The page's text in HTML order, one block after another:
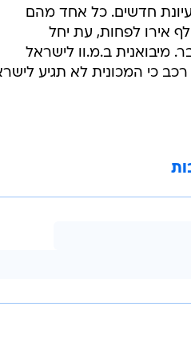
חדשים. כל אחד מהם
להיפרד מ-45 אלף אירו לפחות, עת יחל
מיבואנית ב.מ.וו לישראל
כי המכונית לא תגיע